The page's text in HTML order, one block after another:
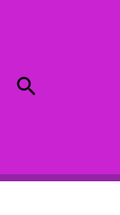
Buscar